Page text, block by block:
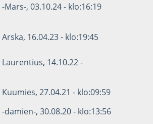
-Mars-, 03.10.24 - klo:16:19
Arska, 16.04.23 - klo:19:45
Laurentius, 14.10.22 -
Kuumies, 27.04.21 - klo:09:59
-damien-, 30.08.20 - klo:13:56